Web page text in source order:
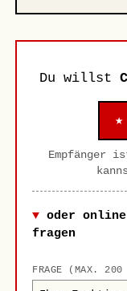
Du willst
★
Empfänger
oder online
fragen
FRAGE (MAX. 200